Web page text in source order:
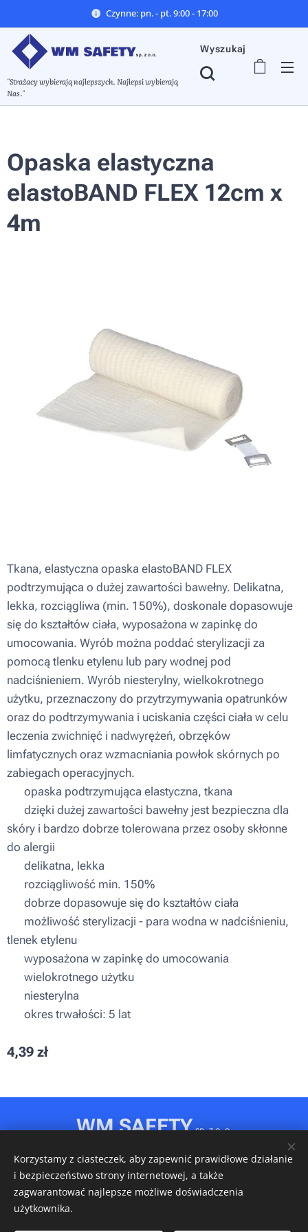
Czynne: pn. - pt. 9:00 - 17:00
"Strażacy wybierają najlepszych. Najlepsi wybierają
Nas."
Wyszukaj
Opaska elastyczna
elastoBAND FLEX 12cm x
4m
Tkana, elastyczna opaska elastoBAND FLEX
podtrzymująca o dużej zawartości bawełny. Delikatna,
lekka, rozciągliwa (min. 150%), doskonale dopasowuje
się do kształtów ciała, wyposażona w zapinkę do
umocowania. Wyrób można poddać sterylizacji za
pomocą tlenku etylenu lub pary wodnej pod
nadciśnieniem. Wyrób niesterylny, wielkokrotnego
użytku, przeznaczony do przytrzymywania opatrunków
oraz do podtrzymywania i uciskania części ciała w celu
leczenia zwichnięć i nadwyrężeń, obrzęków
limfatycznych oraz wzmacniania powłok skórnych po
zabiegach operacyjnych.
▪ opaska podtrzymująca elastyczna, tkana
▪ dzięki dużej zawartości bawełny jest bezpieczna dla
skóry i bardzo dobrze tolerowana przez osoby skłonne
do alergii
▪ delikatna, lekka
▪ rozciągliwość min. 150%
▪ dobrze dopasowuje się do kształtów ciała
▪ możliwość sterylizacji - para wodna w nadciśnieniu,
tlenek etylenu
▪ wyposażona w zapinkę do umocowania
▪ wielokrotnego użytku
▪ niesterylna
▪ okres trwałości: 5 lat
4,39 zł
WM SAFETY sp. z o. o.
NIP: 6472611346 • REGON: 540606150 • KRS: 0001148349
Ciasteczka
Korzystamy z ciasteczek, aby zapewnić prawidłowe działanie
i bezpieczeństwo strony internetowej, a także
zagwarantować najlepsze możliwe doświadczenia
użytkownika.